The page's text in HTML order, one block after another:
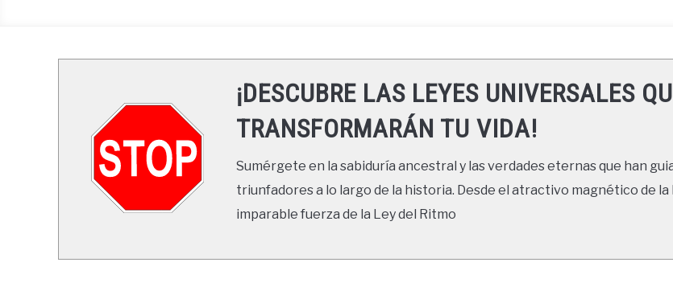
¡DESCUBRE LAS LEYES UNIVERSALES
TRANSFORMARÁN TU VIDA!
Sumérgete en la sabiduría ancestral y las verdades eternas que han
triunfadores a lo largo de la historia. Desde el atractivo magnético de la
imparable fuerza de la Ley del Ritmo